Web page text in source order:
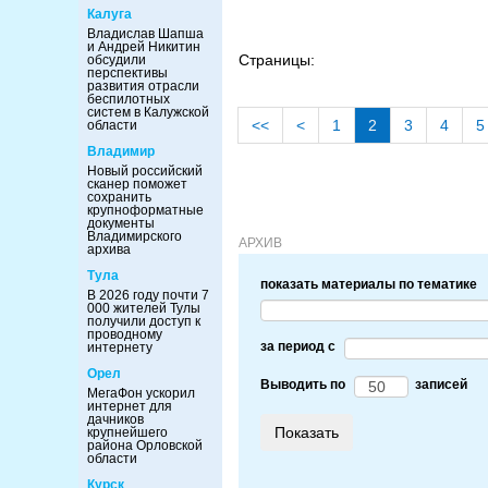
Калуга
Владислав Шапша
и Андрей Никитин
обсудили
перспективы
развития отрасли
беспилотных
систем в Калужской
области
Владимир
Новый российский
сканер поможет
сохранить
крупноформатные
документы
Владимирского
архива
Тула
В 2026 году почти 7
000 жителей Тулы
получили доступ к
проводному
интернету
Орел
МегаФон ускорил
интернет для
дачников
крупнейшего
района Орловской
области
Курск
Страницы:
<< < 1 2 3 4 5
АРХИВ
показать материалы по тематике
за период c
Выводить по записей